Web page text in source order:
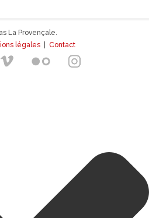
La Provençale.
légales Contact